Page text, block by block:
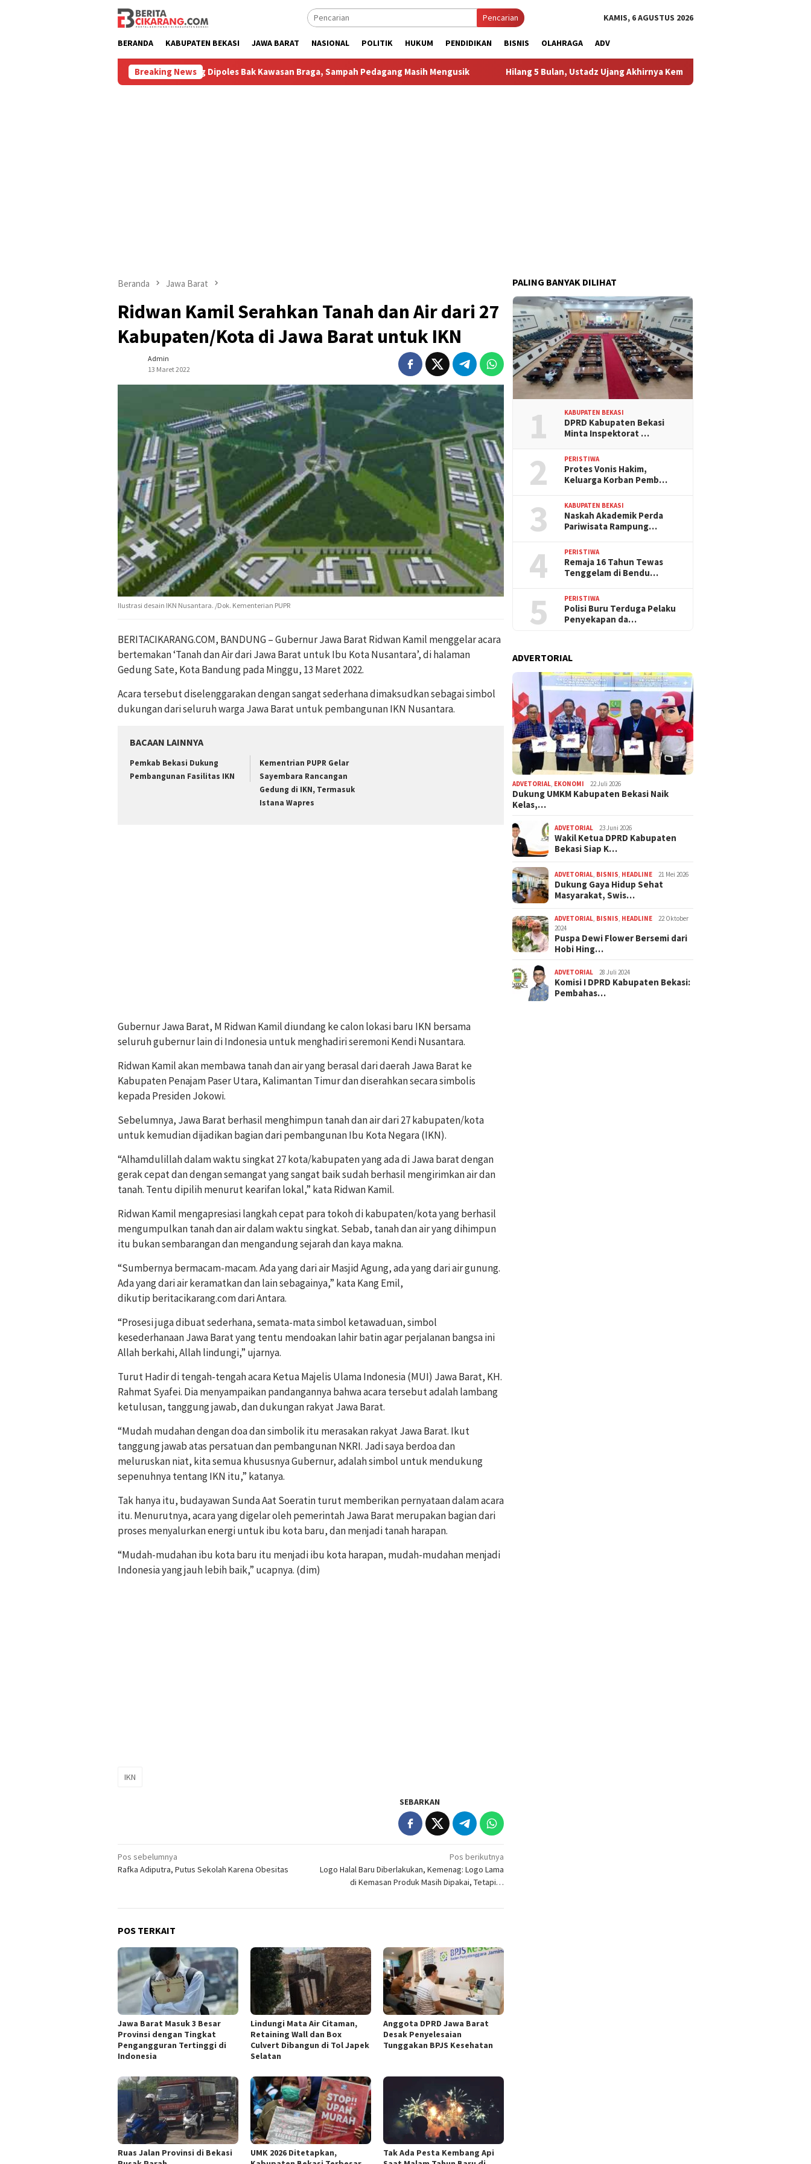
Pencarian KAMIS, 6 AGUSTUS 2026
BERANDA KABUPATEN BEKASI JAWA BARAT NASIONAL POLITIK HUKUM PENDIDIKAN BISNIS OLAHRAGA ADV
Breaking News
Pasar Baru Cikarang Dipoles Bak Kawasan Braga, Sampah Pedagang Masih Mengusik Hilang 5 Bulan, Ustadz Ujang Akhirnya Kembali Melihat Motor Kesayangannya
Beranda Jawa Barat
Ridwan Kamil Serahkan Tanah dan Air dari 27
Kabupaten/Kota di Jawa Barat untuk IKN
Admin
13 Maret 2022
Ilustrasi desain IKN Nusantara. /Dok. Kementerian PUPR
BERITACIKARANG.COM, BANDUNG – Gubernur Jawa Barat Ridwan Kamil menggelar acara
bertemakan ‘Tanah dan Air dari Jawa Barat untuk Ibu Kota Nusantara’, di halaman
Gedung Sate, Kota Bandung pada Minggu, 13 Maret 2022.
Acara tersebut diselenggarakan dengan sangat sederhana dimaksudkan sebagai simbol
dukungan dari seluruh warga Jawa Barat untuk pembangunan IKN Nusantara.
BACAAN LAINNYA
Pemkab Bekasi Dukung
Pembangunan Fasilitas IKN
Kementrian PUPR Gelar
Sayembara Rancangan
Gedung di IKN, Termasuk
Istana Wapres
Gubernur Jawa Barat, M Ridwan Kamil diundang ke calon lokasi baru IKN bersama
seluruh gubernur lain di Indonesia untuk menghadiri seremoni Kendi Nusantara.
Ridwan Kamil akan membawa tanah dan air yang berasal dari daerah Jawa Barat ke
Kabupaten Penajam Paser Utara, Kalimantan Timur dan diserahkan secara simbolis
kepada Presiden Jokowi.
Sebelumnya, Jawa Barat berhasil menghimpun tanah dan air dari 27 kabupaten/kota
untuk kemudian dijadikan bagian dari pembangunan Ibu Kota Negara (IKN).
“Alhamdulillah dalam waktu singkat 27 kota/kabupaten yang ada di Jawa barat dengan
gerak cepat dan dengan semangat yang sangat baik sudah berhasil mengirimkan air dan
tanah. Tentu dipilih menurut kearifan lokal,” kata Ridwan Kamil.
Ridwan Kamil mengapresiasi langkah cepat para tokoh di kabupaten/kota yang berhasil
mengumpulkan tanah dan air dalam waktu singkat. Sebab, tanah dan air yang dihimpun
itu bukan sembarangan dan mengandung sejarah dan kaya makna.
“Sumbernya bermacam-macam. Ada yang dari air Masjid Agung, ada yang dari air gunung.
Ada yang dari air keramatkan dan lain sebagainya,” kata Kang Emil,
dikutip beritacikarang.com dari Antara.
“Prosesi juga dibuat sederhana, semata-mata simbol ketawaduan, simbol
kesederhanaan Jawa Barat yang tentu mendoakan lahir batin agar perjalanan bangsa ini
Allah berkahi, Allah lindungi,” ujarnya.
Turut Hadir di tengah-tengah acara Ketua Majelis Ulama Indonesia (MUI) Jawa Barat, KH.
Rahmat Syafei. Dia menyampaikan pandangannya bahwa acara tersebut adalah lambang
ketulusan, tanggung jawab, dan dukungan rakyat Jawa Barat.
“Mudah mudahan dengan doa dan simbolik itu merasakan rakyat Jawa Barat. Ikut
tanggung jawab atas persatuan dan pembangunan NKRI. Jadi saya berdoa dan
meluruskan niat, kita semua khususnya Gubernur, adalah simbol untuk mendukung
sepenuhnya tentang IKN itu,” katanya.
Tak hanya itu, budayawan Sunda Aat Soeratin turut memberikan pernyataan dalam acara
itu. Menurutnya, acara yang digelar oleh pemerintah Jawa Barat merupakan bagian dari
proses menyalurkan energi untuk ibu kota baru, dan menjadi tanah harapan.
“Mudah-mudahan ibu kota baru itu menjadi ibu kota harapan, mudah-mudahan menjadi
Indonesia yang jauh lebih baik,” ucapnya. (dim)
IKN
SEBARKAN
Navigasi
pos
Pos sebelumnya
Rafka Adiputra, Putus Sekolah Karena Obesitas
Pos berikutnya
Logo Halal Baru Diberlakukan, Kemenag: Logo Lama
di Kemasan Produk Masih Dipakai, Tetapi…
POS TERKAIT
Jawa Barat Masuk 3 Besar
Provinsi dengan Tingkat
Pengangguran Tertinggi di
Indonesia
Lindungi Mata Air Citaman,
Retaining Wall dan Box
Culvert Dibangun di Tol Japek
Selatan
Anggota DPRD Jawa Barat
Desak Penyelesaian
Tunggakan BPJS Kesehatan
Ruas Jalan Provinsi di Bekasi
UMK 2026 Ditetapkan,
Tak Ada Pesta Kembang Api
PALING BANYAK DILIHAT
1 KABUPATEN BEKASI
DPRD Kabupaten Bekasi
Minta Inspektorat …
2 PERISTIWA
Protes Vonis Hakim,
Keluarga Korban Pemb…
3 KABUPATEN BEKASI
Naskah Akademik Perda
Pariwisata Rampung…
4 PERISTIWA
Remaja 16 Tahun Tewas
Tenggelam di Bendu…
5 PERISTIWA
Polisi Buru Terduga Pelaku
Penyekapan da…
ADVERTORIAL
ADVETORIAL EKONOMI 22 Juli 2026
Dukung UMKM Kabupaten Bekasi Naik
Kelas,…
ADVETORIAL 23 Juni 2026
Wakil Ketua DPRD Kabupaten
Bekasi Siap K…
ADVETORIAL BISNIS HEADLINE 21 Mei 2026
Dukung Gaya Hidup Sehat
Masyarakat, Swis…
ADVETORIAL BISNIS HEADLINE
22 Oktober
2024
Puspa Dewi Flower Bersemi dari
Hobi Hing…
ADVETORIAL 28 Juli 2024
Komisi I DPRD Kabupaten Bekasi:
Pembahas…